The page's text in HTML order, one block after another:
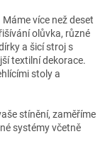
Máme více než deset
olůvka, různé
a šicí stroj s
textilní dekorace.
stoly a
stínění, zaměříme
systémy včetně